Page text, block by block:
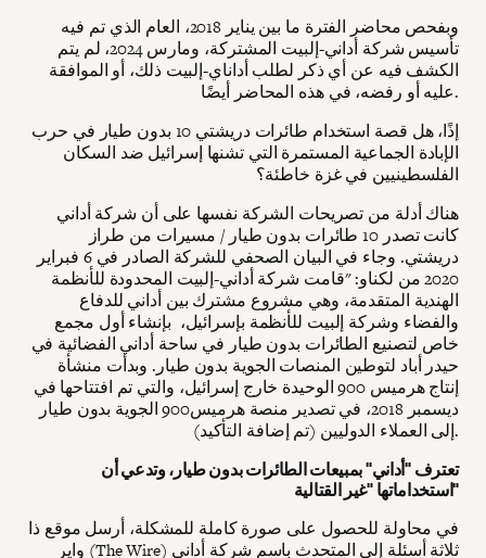
وبفحص محاضر الفترة ما بين يناير 2018، العام الذي تم فيه
تأسيس شركة أداني-إلبيت المشتركة، ومارس 2024، لم يتم
الكشف فيه عن أي ذكر لطلب أداناي-إلبيت ذلك، أو الموافقة
عليه أو رفضه، في هذه المحاضر أيضًا.
إذًا، هل قصة استخدام طائرات دريشتي 10 بدون طيار في حرب
الإبادة الجماعية المستمرة التي تشنها إسرائيل ضد السكان
الفلسطينيين في غزة خاطئة؟
هناك أدلة من تصريحات الشركة نفسها على أن شركة أداني
كانت تصدر 10 طائرات بدون طيار / مسيرات من طراز
دريشتي. وجاء في البيان الصحفي للشركة الصادر في 6 فبراير
2020 من لكناو: "قامت شركة أداني-إلبيت المحدودة للأنظمة
الهندية المتقدمة، وهي مشروع مشترك بين أداني للدفاع
والفضاء وشركة إلبيت للأنظمة بإسرائيل، بإنشاء أول مجمع
خاص لتصنيع الطائرات بدون طيار في ساحة أداني الفضائية في
حيدر أباد لتوطين المنصات الجوية بدون طيار. وبدأت منشأة
إنتاج هرميس 900 الوحيدة خارج إسرائيل، والتي تم افتتاحها في
ديسمبر 2018، في تصدير منصة هرميس900 الجوية بدون طيار
إلى العملاء الدوليين (تم إضافة التأكيد).
تعترف "أداني" بمبيعات الطائرات بدون طيار، وتدعي أن
استخداماتها "غير القتالية"
في محاولة للحصول على صورة كاملة للمشكلة، أرسل موقع ذا
واير (The Wire) ثلاثة أسئلة إلى المتحدث باسم شركة أداني